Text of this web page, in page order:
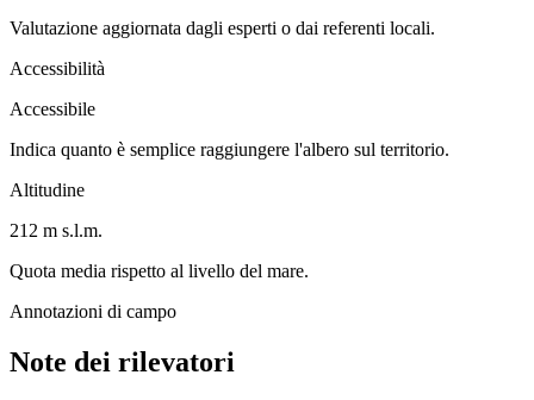
Valutazione aggiornata dagli esperti o dai referenti locali.
Accessibilità
Accessibile
Indica quanto è semplice raggiungere l'albero sul territorio.
Altitudine
212 m s.l.m.
Quota media rispetto al livello del mare.
Annotazioni di campo
Note dei rilevatori